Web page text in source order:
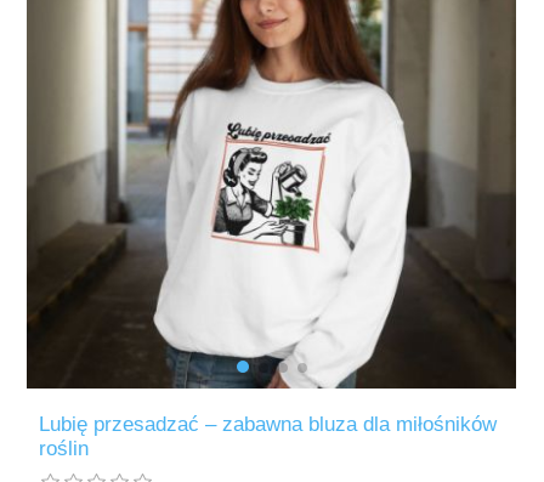
Lubię przesadzać – zabawna bluza dla miłośników
roślin